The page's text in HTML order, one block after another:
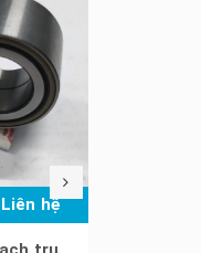
Liên hệ